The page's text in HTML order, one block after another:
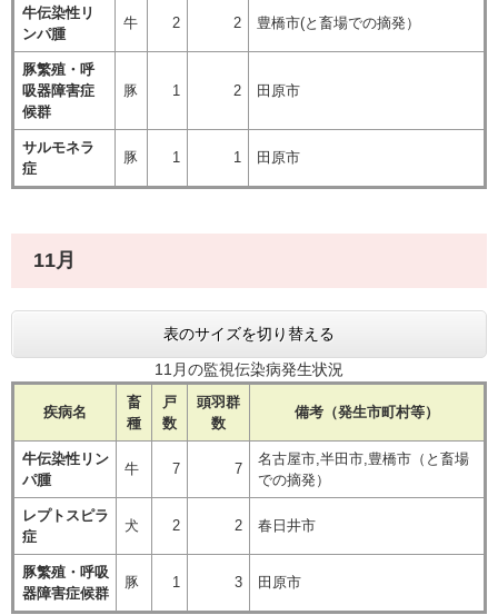
牛伝染性リ
ンパ腫
牛 2 2 豊橋市(と畜場での摘発）
豚繁殖・呼
吸器障害症
候群
豚 1 2 田原市
サルモネラ
症
豚 1 1 田原市
11月
表のサイズを切り替える
11月の監視伝染病発生状況
疾病名
畜
種
戸
数
頭羽群
数
備考（発生市町村等）
牛伝染性リン
パ腫
牛 7 7
名古屋市,半田市,豊橋市（と畜場
での摘発）
レプトスピラ
症
犬 2 2 春日井市
豚繁殖・呼吸
器障害症候群
豚 1 3 田原市